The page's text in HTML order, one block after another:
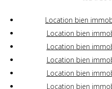
Location bien
Location bien
Location bien
Location bien
Location bien
Location bien